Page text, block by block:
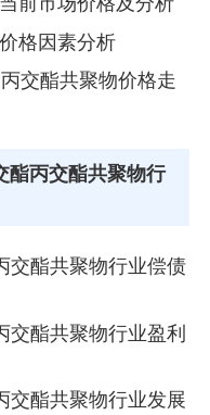
格因素分析
交酯共聚物价格走
丙交酯共聚物行
酯共聚物行业偿债
酯共聚物行业盈利
酯共聚物行业发展